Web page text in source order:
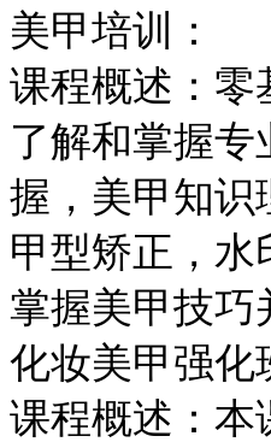
美甲培训：
课程概述：零
了解和掌握
握，美甲知识
甲型矫正，
掌握美甲技巧
化妆美甲强化
课程概述：本